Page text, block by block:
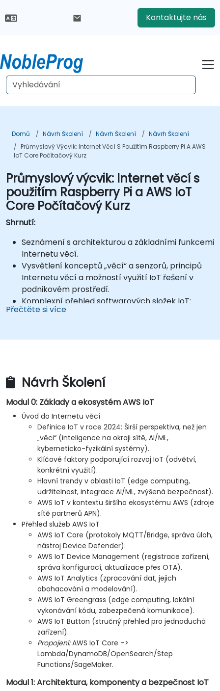
Kontaktujte nás
Domů Návrh Školení Návrh Školení
Návrh Školení
Průmyslový Výcvik: Internet Věcí S Použitím Raspberry Pi A AWS
IoT Core Počítačový Kurz
Průmyslový výcvik: Internet věcí s
použitím Raspberry Pi a AWS IoT
Core Počítačový Kurz
Shrnutí:
Seznámení s architekturou a základními funkcemi
Internetu věcí.
Vysvětlení konceptů „věcí“ a senzorů, principů
Internetu věcí a možností využití IoT řešení v
podnikovém prostředí.
Komplexní přehled softwarových složek IoT:
hardwaru, firmwaru, middleware, cloudové
Základy komunikace mezi zařízeními IoT a
cloudem pomocí protokolu MQTT.
Připojení IoT zařízení k AWS prostřednictvím
MQTT s využitím AWS IoT Core.
Integrace AWS IoT Core s AWS Lambda pro
výpočty a Amazon DynamoDB pro ukládání dat.
Připojení Raspberry Pi k AWS IoT Core za účelem
bezproblémové komunikace dat.
Praktické cvičení: Vytvoření chytrého zařízení
pomocí Raspberry Pi a AWS IoT Core.
Vizualizace dat ze senzorů a komunikace s
webovým rozhraním.
Přečtěte si více
Návrh Školení
Modul 0: Základy a ekosystém AWS IoT
Úvod do Internetu věcí
Definice IoT v roce 2024: Širší perspektiva, než jen
„věci“ (inteligence na okraji sítě, AI/ML,
kyberneticko-fyzikální systémy).
Klíčové faktory podporující rozvoj IoT (odvětví,
konkrétní využití).
Hlavní trendy v oblasti IoT (edge computing,
udržitelnost, integrace AI/ML, zvýšená bezpečnost).
AWS IoT v kontextu širšího ekosystému AWS (zdroje
sítě partnerů APN).
Přehled služeb AWS IoT
AWS IoT Core (protokoly MQTT/Bridge, správa úloh,
nástroj Device Defender).
AWS IoT Device Management (registrace zařízení,
správa konfigurací, aktualizace přes OTA).
AWS IoT Analytics (zpracování dat, jejich
obohacování a modelování).
AWS IoT Greengrass (edge computing, lokální
vykonávání kódu, zabezpečená komunikace).
AWS IoT Button (stručný přehled pro jednoduchá
zařízení).
Propojení:AWS IoT Core –>
Lambda/DynamoDB/OpenSearch/Step
Functions/SageMaker.
Modul 1: Architektura, komponenty a bezpečnost IoT